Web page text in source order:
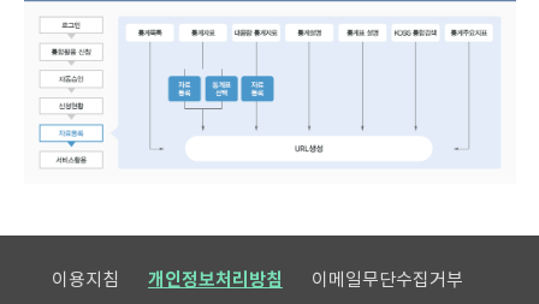
이용지침 개인정보처리방침
이메일무단수집거부